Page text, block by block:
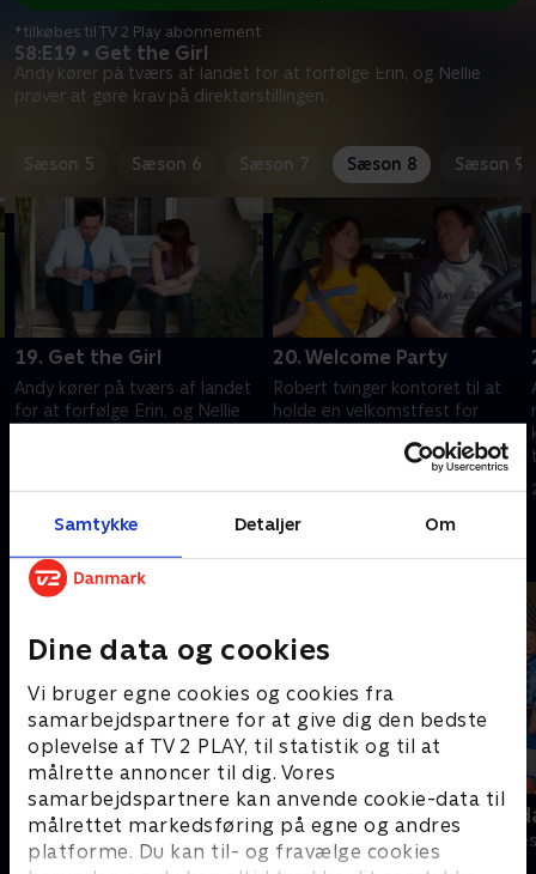
Samtykke Detaljer Om
Dine data og cookies
Vi bruger egne cookies og cookies fra
samarbejdspartnere for at give dig den bedste
oplevelse af TV 2 PLAY, til statistik og til at
målrette annoncer til dig. Vores
samarbejdspartnere kan anvende cookie-data til
målrettet markedsføring på egne og andres
platforme. Du kan til- og fravælge cookies
S8:E19 • Get the Girl
Andy kører på tværs af landet for at forfølge Erin, og Nellie
prøver at gøre krav på direktørstillingen.
*tilkøbes til TV 2 Play abonnement
Sæson 5 Sæson 6 Sæson 7 Sæson 8 Sæson 9
19. Get the Girl
Andy kører på tværs af landet
for at forfølge Erin, og Nellie
20. september 2022 • 21 min
20. Welcome Party
Robert tvinger kontoret til at
holde en velkomstfest for
afslutte et forhold.
20. september 2022 • 21 min
Andre så også
Anstalten
Komedie • 1 sæsoner
Robssons
Komedie • 1